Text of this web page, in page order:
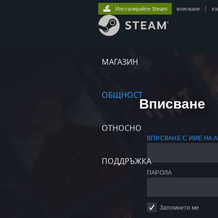
МАГАЗИН
ОБЩНОСТ
ОТНОСНО
ПОДДРЪЖКА
Инсталирайте Steam вписване
Вписване
ВПИСВАНЕ С ИМЕ НА
ПАРОЛА
Запомнете ме